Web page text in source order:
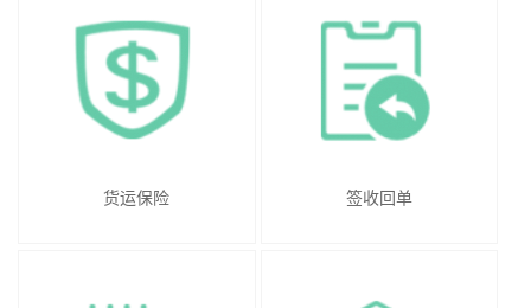
货运保险 签收回单